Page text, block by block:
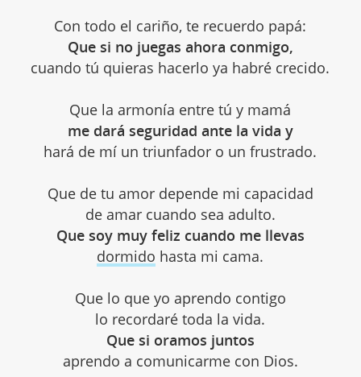
Con todo el cariño, te recuerdo papá:
Que si no juegas ahora conmigo,
cuando tú quieras hacerlo ya habré crecido.
Que la armonía entre tú y mamá
me dará seguridad ante la vida y
hará de mí un triunfador o un frustrado.
Que de tu amor depende mi capacidad
de amar cuando sea adulto.
Que soy muy feliz cuando me llevas
dormido hasta mi cama.
Que lo que yo aprendo contigo
lo recordaré toda la vida.
Que si oramos juntos
aprendo a comunicarme con Dios.